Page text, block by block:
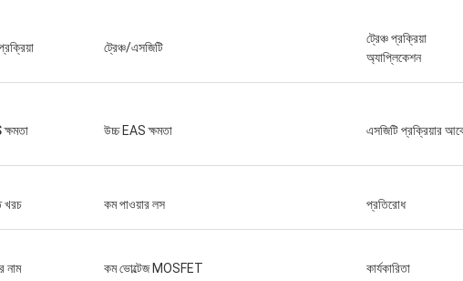
ট্রেঞ্চ/এসজিটি
ট্রেঞ্চ প্রক্রিয়া
অ্যাপ্লিকেশন
উচ্চ EAS ক্ষমতা এসজিটি প্রক্রিয়ার
খরচ কম পাওয়ার লস প্রতিরোধ
নাম কম ভোল্টেজ MOSFET কার্যকারিতা